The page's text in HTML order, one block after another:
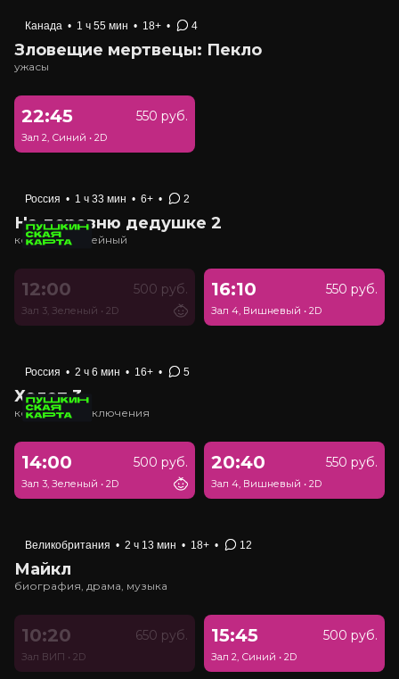
Канада • 1 ч 55 мин • 18+ • 4
Зловещие мертвецы: Пекло
ужасы
22:45 550 руб.
Зал 2, Синий • 2D
Россия • 1 ч 33 мин • 6+ • 2
На деревню дедушке 2
комедия, семейный
12:00 500 руб.
Зал 3, Зеленый • 2D
16:10 550 руб.
Зал 4, Вишневый • 2D
Россия • 2 ч 6 мин • 16+ • 5
Холоп 3
комедия, приключения
14:00 500 руб.
Зал 3, Зеленый • 2D
20:40 550 руб.
Зал 4, Вишневый • 2D
Великобритания • 2 ч 13 мин • 18+ • 12
Майкл
биография, драма, музыка
10:20 650 руб.
Зал ВИП • 2D
15:45 500 руб.
Зал 2, Синий • 2D